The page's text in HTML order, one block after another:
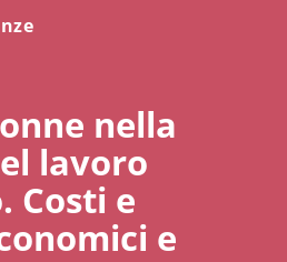
nella
lavoro
Costi e
e